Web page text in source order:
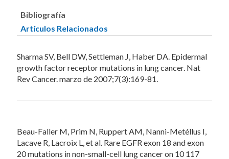
Bibliografía
Artículos Relacionados
Sharma SV, Bell DW, Settleman J, Haber DA. Epidermal
growth factor receptor mutations in lung cancer. Nat
Rev Cancer. marzo de 2007;7(3):169-81.
Beau-Faller M, Prim N, Ruppert AM, Nanni-Metéllus I,
Lacave R, Lacroix L, et al. Rare EGFR exon 18 and exon
20 mutations in non-small-cell lung cancer on 10 117